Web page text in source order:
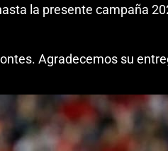
la presente campaña
Agradecemos su